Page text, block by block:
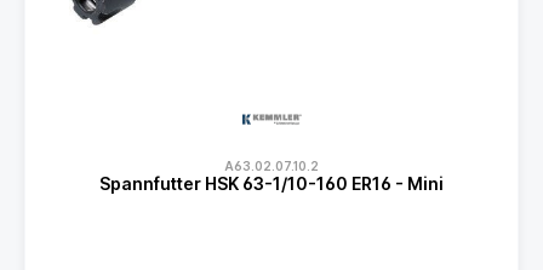
A63.02.07.10.2
Spannfutter HSK 63-1/10-160 ER16 - Mini